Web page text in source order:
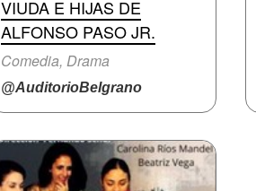
VIUDA E HIJAS DE
ALFONSO PASO JR.
Comedia, Drama
@AuditorioBelgrano